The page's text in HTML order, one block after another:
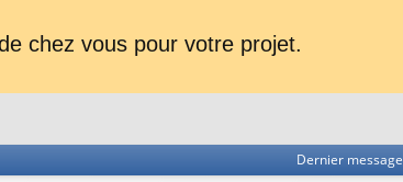
chez vous pour votre projet.
Dernier message